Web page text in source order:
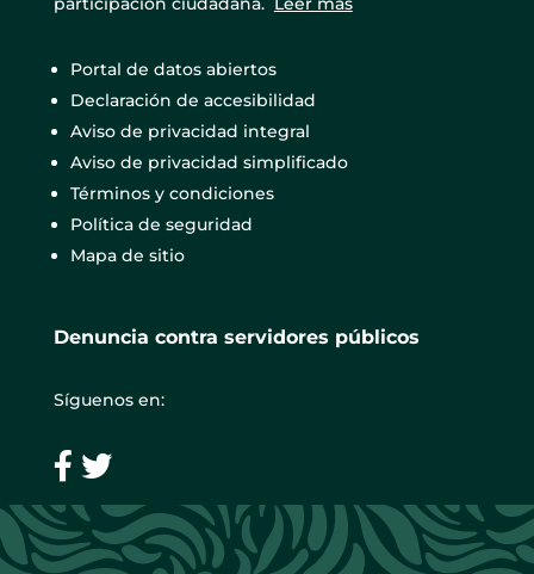
Portal de datos abiertos
Declaración de accesibilidad
Aviso de privacidad integral
Aviso de privacidad simplificado
Términos y condiciones
Política de seguridad
Mapa de sitio
Denuncia contra servidores públicos
Síguenos en: